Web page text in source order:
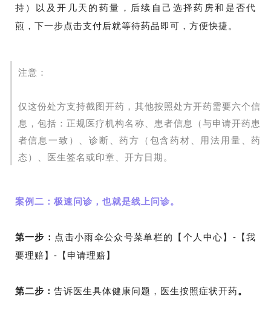
持）以及开几天的药量，后续自己选择药房和是否代
煎，下一步点击支付后就等待药品即可，方便快捷。
注意：
仅这份处方支持截图开药，其他按照处方开药需要六个信
息，包括：正规医疗机构名称、患者信息（与申请开药患
者信息一致）、诊断、药方（包含药材、用法用量、药
态）、医生签名或印章、开方日期。
案例二：极速问诊，也就是线上问诊。
第一步： 点击小雨伞公众号菜单栏的【个人中心】-【我
要理赔】-【申请理赔】
第二步： 告诉医生具体健康问题，医生按照症状开药。